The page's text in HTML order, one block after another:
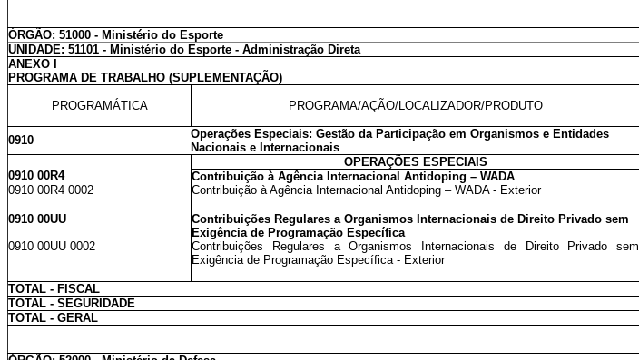
ÓRGÃO: 51000 - Ministério do Esporte
UNIDADE: 51101 - Ministério do Esporte - Administração Direta
ANEXO I
PROGRAMA DE TRABALHO (SUPLEMENTAÇÃO)
PROGRAMÁTICA PROGRAMA/AÇÃO/LOCALIZADOR/PRODUTO
0910
Operações Especiais: Gestão da Participação em Organismos e Entidades
Nacionais e Internacionais
OPERAÇÕES ESPECIAIS
0910 00R4
Contribuição à Agência Internacional Antidoping – WADA
0910 00R4 0002
Contribuição à Agência Internacional Antidoping – WADA - Exterior
0910 00UU
Contribuições Regulares a Organismos Internacionais de Direito Privado sem
Exigência de Programação Específica
0910 00UU 0002
Contribuições Regulares a Organismos Internacionais de Direito Privado sem
Exigência de Programação Específica - Exterior
TOTAL - FISCAL
TOTAL - SEGURIDADE
TOTAL - GERAL